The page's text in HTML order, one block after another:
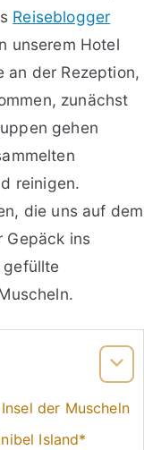
Reiseblogger
unserem Hotel
an der Rezeption,
zunächst
gehen
reinigen.
die uns auf dem
Gepäck ins
gefüllte
der Muscheln
Island*